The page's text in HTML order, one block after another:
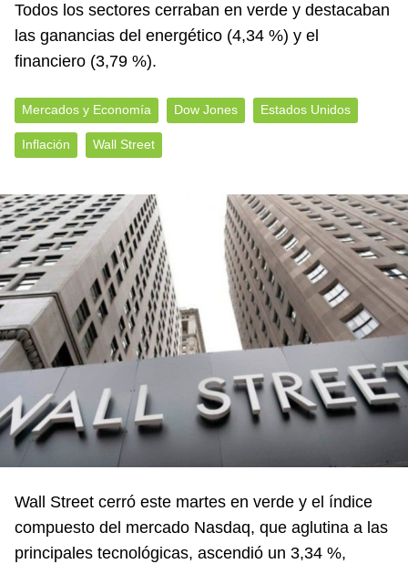
Todos los sectores cerraban en verde y destacaban
las ganancias del energético (4,34 %) y el
financiero (3,79 %).
Mercados y Economía Dow Jones Estados Unidos
Inflación Wall Street
Wall Street cerró este martes en verde y el índice
compuesto del mercado Nasdaq, que aglutina a las
principales tecnológicas, ascendió un 3,34 %,